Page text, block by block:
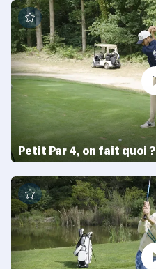
Petit Par 4, on fait quoi ?